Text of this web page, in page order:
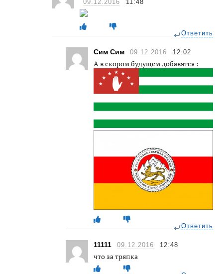
09.12.2016 11:48
Ответить
Сим Сим 09.12.2016 12:02
А в скором будущем добавятся :
Ответить
11111 09.12.2016 12:48
что за тряпка